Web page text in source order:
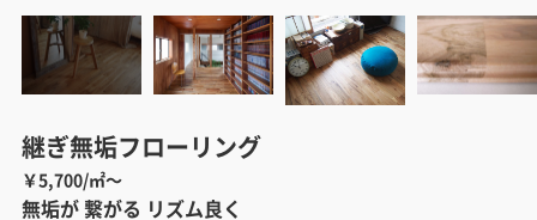
継ぎ無垢フローリング
￥5,700/㎡～
無垢が 繋がる リズム良く